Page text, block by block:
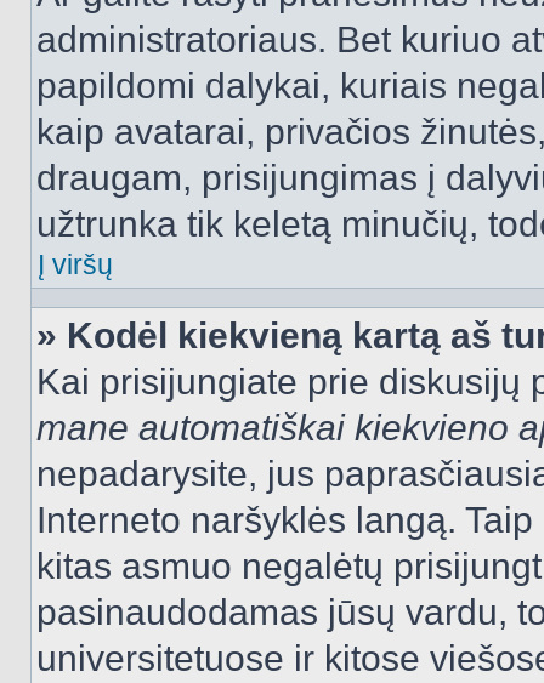
administratoriaus. Bet kuriuo
papildomi dalykai, kuriais
kaip avatarai, privačios
draugam, prisijungimas į
užtrunka tik keletą minučių,
Į viršų
» Kodėl kiekvieną kartą aš
Kai prisijungiate prie diskusijų
mane automatiškai kiekvieno
nepadarysite, jus
Interneto naršyklės langą.
kitas asmuo negalėtų
pasinaudodamas jūsų vardu,
universitetuose ir kitose